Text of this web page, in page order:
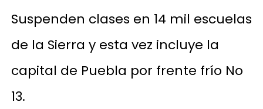
Suspenden clases en 14 mil escuelas
de la Sierra y esta vez incluye la
capital de Puebla por frente frío No
13.